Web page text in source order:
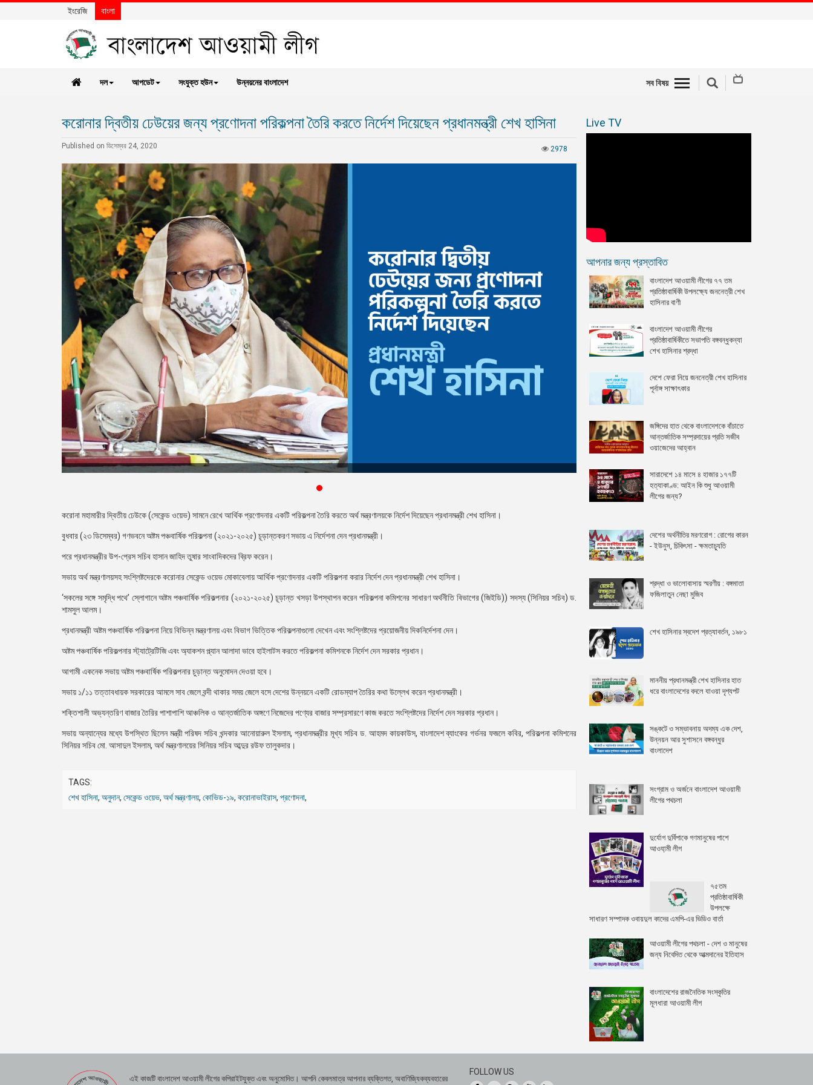
ইংরেজি বাংলা
দল আপডেট সংযুক্ত হউন উন্নয়নের বাংলাদেশ সব বিষয়
করোনার দ্বিতীয় ঢেউয়ের জন্য প্রণোদনা পরিকল্পনা তৈরি করতে নির্দেশ দিয়েছেন প্রধানমন্ত্রী শেখ হাসিনা
2978
Published on ডিসেম্বর 24, 2020
করোনা মহামারীর দ্বিতীয় ঢেউকে (সেকেন্ড ওয়েভ) সামনে রেখে আর্থিক প্রণোদনার একটি পরিকল্পনা তৈরি করতে অর্থ মন্ত্রণালয়কে নির্দেশ দিয়েছেন প্রধানমন্ত্রী শেখ হাসিনা।
বুধবার (২৩ ডিসেম্বর) গণভবনে অষ্টম পঞ্চবার্ষিক পরিকল্পনা (২০২১-২০২৫) চূড়ান্তকরণ সভায় এ নির্দেশনা দেন প্রধানমন্ত্রী।
পরে প্রধানমন্ত্রীর উপ-প্রেস সচিব হাসান জাহিদ তুষার সাংবাদিকদের ব্রিফ করেন।
সভায় অর্থ মন্ত্রণালয়সহ সংশ্লিষ্টদেরকে করোনার সেকেন্ড ওয়েভ মোকাবেলায় আর্থিক প্রণোদনার একটি পরিকল্পনা করার নির্দেশ দেন প্রধানমন্ত্রী শেখ হাসিনা।
‘সকলের সঙ্গে সমৃদ্ধি পথে’ স্লোগানে অষ্টম পঞ্চবার্ষিক পরিকল্পনার (২০২১-২০২৫) চূড়ান্ত খসড়া উপস্থাপন করেন পরিকল্পনা কমিশনের সাধারণ অর্থনীতি বিভাগের (জিইডি)) সদস্য (সিনিয়র সচিব) ড.
শামসুল আলম।
প্রধানমন্ত্রী অষ্টম পঞ্চবার্ষিক পরিকল্পনা নিয়ে বিভিন্ন মন্ত্রণালয় এবং বিভাগ ভিত্তিক পরিকল্পনাগুলো দেখেন এবং সংশ্লিষ্টদের প্রয়োজনীয় দিকনির্দেশনা দেন।
অষ্টম পঞ্চবার্ষিক পরিকল্পনার স্ট্যাট্রেটিজি এবং অ্যাকশন প্ল্যান আলাদা ভাবে হাইলাটস করতে পরিকল্পনা কমিশনকে নির্দেশ দেন সরকার প্রধান।
আগামী একনেক সভায় অষ্টম পঞ্চবার্ষিক পরিকল্পনার চুড়ান্ত অনুমোদন দেওয়া হবে।
সভায় ১/১১ তত্তাবধায়ক সরকারের আমলে সাব জেলে বন্দী থাকার সময় জেলে বসে দেশের উন্নয়নে একটি রোডম্যাপ তৈরির কথা উল্লেখ করেন প্রধানমন্ত্রী।
শক্তিশালী অভ্যন্তরিণ বাজার তৈরির পাশাপাশি আঞ্চলিক ও আন্তর্জাতিক অঙ্গণে নিজেদের পণ্যের বাজার সম্প্রসারণে কাজ করতে সংশ্লিষ্টদের নির্দেশ দেন সরকার প্রধান।
সভায় অন্যান্যের মধ্যে উপস্থিত ছিলেন মন্ত্রী পরিষদ সচিব খন্দকার আনোয়ারুল ইসলাম, প্রধানমন্ত্রীর মূখ্য সচিব ড. আহমদ কায়কাউস, বাংলাদেশ ব্যাংকের গর্ভনর ফজলে কবির, পরিকল্পনা কমিশনের
সিনিয়র সচিব মো. আসাদুল ইসলাম, অর্থ মন্ত্রণালয়ের সিনিয়র সচিব আব্দুর রউফ তালুকদার।
TAGS:
শেখ হাসিনা, অনুদান, সেকেন্ড ওয়েভ, অর্থ মন্ত্রণালয়, কোভিড-১৯, করোনাভাইরাস, প্রণোদনা,
Live TV
আপনার জন্য প্রস্তাবিত
বাংলাদেশ আওয়ামী লীগের ৭৭ তম
প্রতিষ্ঠাবার্ষিকী উপলক্ষ্যে জননেত্রী শেখ
হাসিনার বাণী
বাংলাদেশ আওয়ামী লীগের
প্রতিষ্ঠাবার্ষিকীতে সভাপতি বঙ্গবন্ধুকন্যা
শেখ হাসিনার শ্রদ্ধা
দেশে ফেরা নিয়ে জননেত্রী শেখ হাসিনার
পূর্নাঙ্গ সাক্ষাৎকার
জঙ্গিদের হাত থেকে বাংলাদেশকে বাঁচাতে
আন্তর্জাতিক সম্প্রদায়ের প্রতি সজীব
ওয়াজেদের আহ্বান
সারাদেশে ১৪ মাসে ৪ হাজার ১৭৭টি
হত্যাকাণ্ড: আইন কি শুধু আওয়ামী
লীগের জন্য?
দেশের অর্থনীতির মরণরোগ : রোগের কারন
- ইউনুস, চিকিৎসা - ক্ষমতাচ্যুতি
শ্রদ্ধা ও ভালোবাসায় স্মরণীয় : বঙ্গমাতা
ফজিলাতুন নেছা মুজিব
শেখ হাসিনার স্বদেশ প্রত্যাবর্তন, ১৯৮১
মাননীয় প্রধানমন্ত্রী শেখ হাসিনার হাত
ধরে বাংলাদেশের বদলে যাওয়া দৃশ্যপট
সঙ্কটে ও সম্ভাবনায় অদম্য এক দেশ,
উন্নয়ন আর সুশাসনে বঙ্গবন্ধুর
বাংলাদেশ
সংগ্রাম ও অর্জনে বাংলাদেশ আওয়ামী
লীগের পথচলা
দুর্যোগ দুর্বিপাকে গণমানুষের পাশে
আওযা়মী লীগ
৭৫তম
প্রতিষ্ঠাবার্ষিকী
উপলক্ষে
সাধারণ সম্পাদক ওবায়দুল কাদের এমপি-এর ভিডিও বার্তা
আওয়ামী লীগের পথচলা - দেশ ও মানুষের
জন্য নিবেদিত থেকে আত্মদানের ইতিহাস
বাংলাদেশের রাজনৈতিক সংস্কৃতির
মূলধারা আওয়ামী লীগ
এই কাজটি বাংলাদেশ আওয়ামী লীগের কপিরাইটযুক্ত এবং অনুমোদিত। আপনি কেবলমাত্র আপনার ব্যক্তিগত, অবাণিজ্যিকব্যবহারের
FOLLOW US